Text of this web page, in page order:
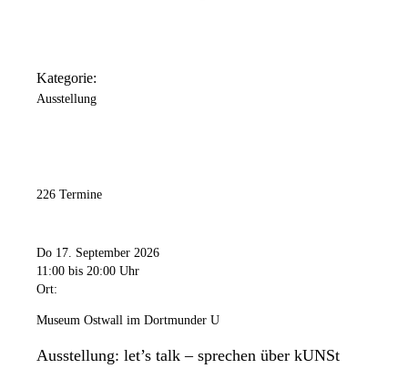
Kategorie:
Ausstellung
226 Termine
Do 17. September 2026
11:00 bis 20:00 Uhr
Ort:
Museum Ostwall im Dortmunder U
Ausstellung: let’s talk – sprechen über kUNSt